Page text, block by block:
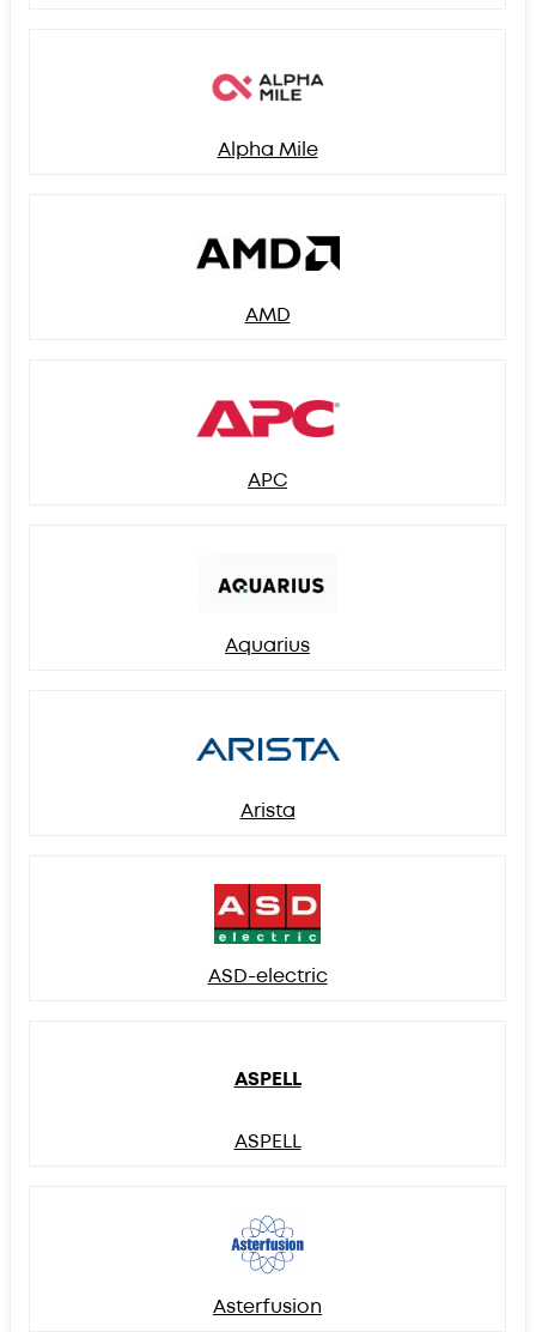
Alpha Mile
AMD
APC
Aquarius
Arista
ASD-electric
ASPELL
ASPELL
Asterfusion